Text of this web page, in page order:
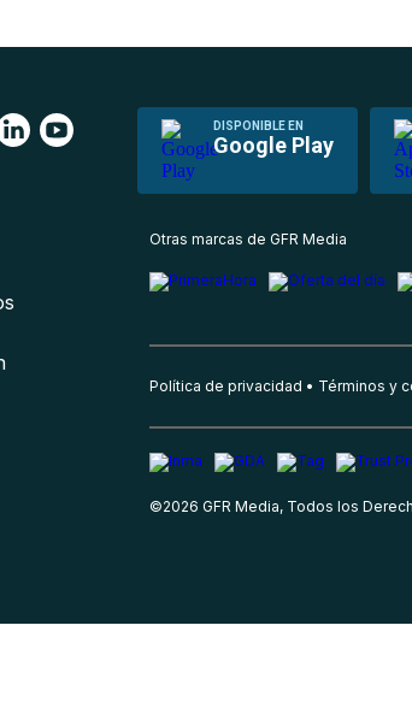
DISPONIBLE EN
Google Play
Otras marcas de GFR Media
Política de privacidad Términos y
©2026 GFR Media, Todos los